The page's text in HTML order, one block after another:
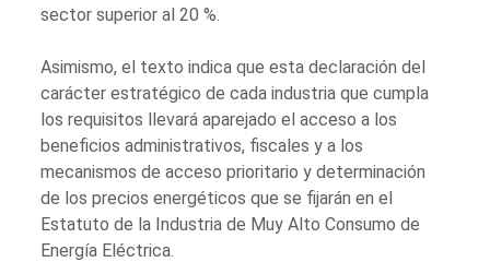
sector superior al 20 %.
Asimismo, el texto indica que esta declaración del
carácter estratégico de cada industria que cumpla
los requisitos llevará aparejado el acceso a los
beneficios administrativos, fiscales y a los
mecanismos de acceso prioritario y determinación
de los precios energéticos que se fijarán en el
Estatuto de la Industria de Muy Alto Consumo de
Energía Eléctrica.